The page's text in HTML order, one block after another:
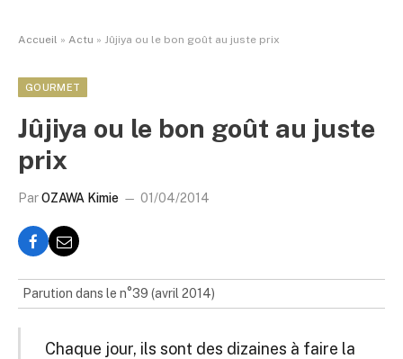
Accueil » Actu » Jûjiya ou le bon goût au juste prix
GOURMET
Jûjiya ou le bon goût au juste
prix
ParOZAWA Kimie 01/04/2014
Parution dans le n°39 (avril 2014)
Chaque jour, ils sont des dizaines à faire la